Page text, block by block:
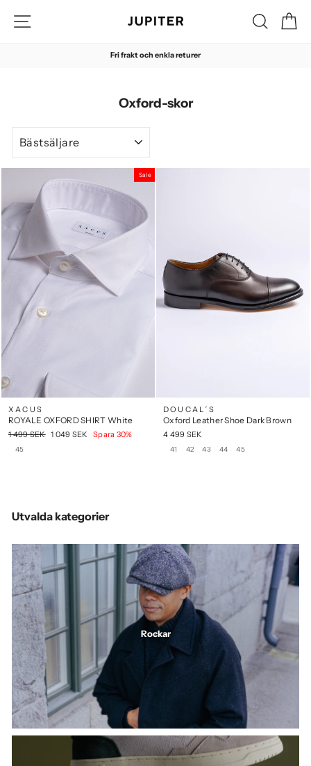
innehåll
Sök
Fri frakt och enkla returer
Oxford-skor
Sale
XACUS
ROYALE OXFORD SHIRT White
Ordinarie
1 499 SEK Rea
1 049 SEK Spara 30%
45
DOUCAL´S
Oxford Leather Shoe Dark Brown
4 499 SEK
41 42 43 44 45
Utvalda kategorier
Rockar